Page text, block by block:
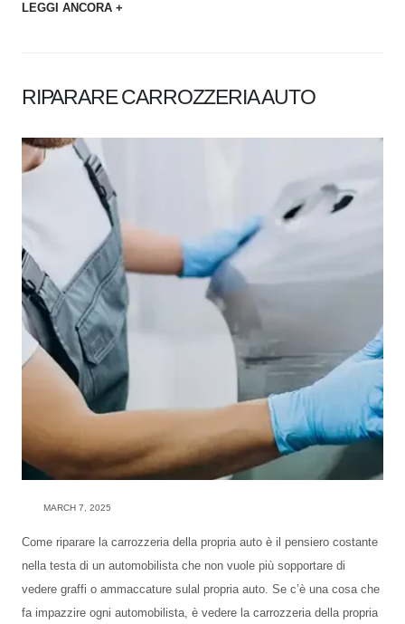
LEGGI ANCORA +
RIPARARE CARROZZERIA AUTO
MARCH 7, 2025
Come riparare la carrozzeria della propria auto è il pensiero costante
nella testa di un automobilista che non vuole più sopportare di
vedere graffi o ammaccature sulal propria auto. Se c’è una cosa che
fa impazzire ogni automobilista, è vedere la carrozzeria della propria